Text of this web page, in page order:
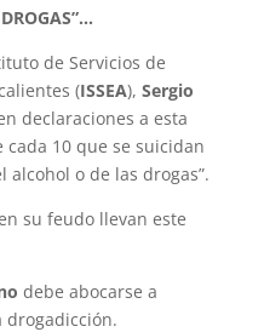
de Servicios de
(ISSEA), Sergio
declaraciones a esta
cada 10 que se suicidan
o de las drogas”.
su feudo llevan este
debe abocarse a
drogadicción.